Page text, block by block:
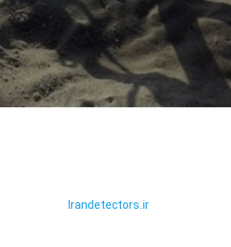
Irandetectors.irمی